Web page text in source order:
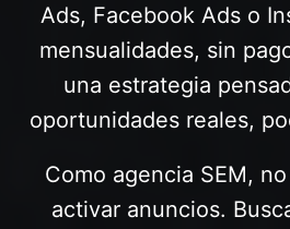
Ads, Facebook Ads o
mensualidades, sin
una estrategia
oportunidades reales,
Como agencia SEM,
activar anuncios.